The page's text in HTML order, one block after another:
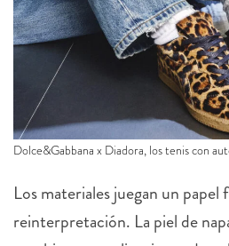
Dolce&Gabbana x Diadora, los tenis con
reinterpretación. La piel de
combina con aplicaciones de